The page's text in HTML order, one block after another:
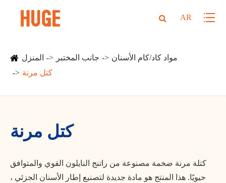
AR
المنزل جانب المختبر
مواد كاد/كام الأسنان
كتل مرنة
كتل مرنة
كتلة مرنة ضخمة مصنوعة من راتنج النايلون القوي والمتوافق
حيويًا. هذا المنتج هو مادة جديدة لتصنيع إطار الأسنان الجزئي ،